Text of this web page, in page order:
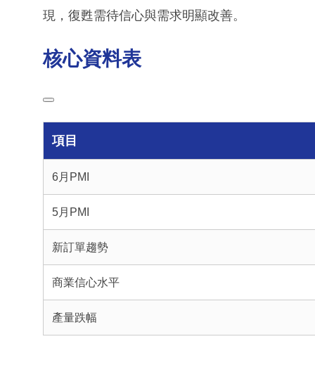
現，復甦需待信心與需求明顯改善。
核心資料表
項目
6月PMI
5月PMI
新訂單趨勢
商業信心水平
產量跌幅